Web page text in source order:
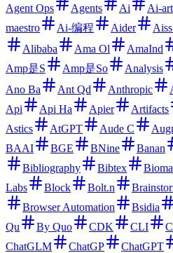
Agent Ops
Agents Ai Ai-art
maestro
Ai-编程 Aider
Alibaba
Ama Ol AmaInd
Amp是S
Amp是So Analysis
Ano Ba
Ant Qd Anthropic
Api
Api Ha Apier Artifacts
Astics
AtGPT Aude C
BAAI
BGE BNine Banan
Bibliography
Bibtex
Labs
Block Bolt.n
Browser Automation
Bsidia
Qu
By Quo CDK CLI
ChatGLM
ChatGP ChatGPT